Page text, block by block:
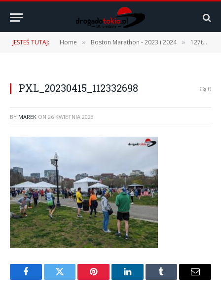
JESTEŚ TUTAJ: Home » Boston Marathon - 2023 i 2024 » 127th Boston Marathon – 17.04.2023 r. [1 część – Podróż, Expo, Fan Fest]
PXL_20230415_112332698 0
BY MAREK ON 26 KWIETNIA 2023
FacebookTwitter Pinterest LinkedInTumblr Email